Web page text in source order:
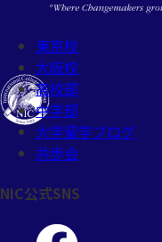
東京校
大阪校
高校部
中学部
大学留学ブログ
共歩会
NIC公式SNS